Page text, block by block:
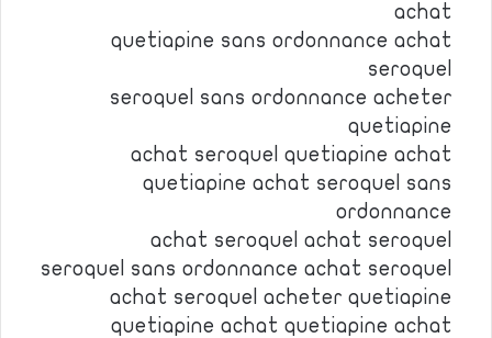
achat
quetiapine sans ordonnance achat
seroquel
seroquel sans ordonnance acheter
quetiapine
achat seroquel quetiapine achat
quetiapine achat seroquel sans
ordonnance
achat seroquel achat seroquel
seroquel sans ordonnance achat seroquel
achat seroquel acheter quetiapine
quetiapine achat quetiapine achat